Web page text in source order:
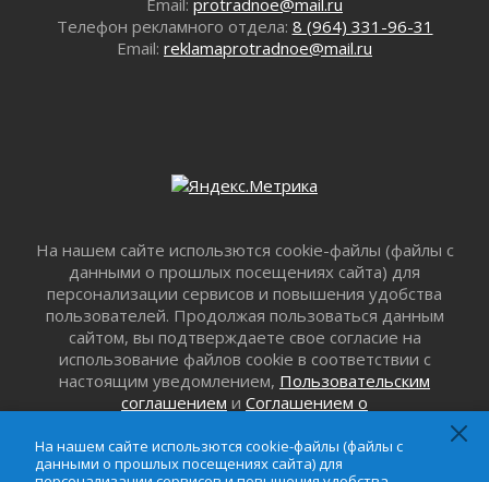
01 августа 2026
Не женское это дело...уверены?
Пик топливного кризиса в регионе прошёл
31 июля 2026
О мужестве, долге и стойкости
31 июля 2026
Ленинградцы — бойцам «Барс-Ленинградец»
31 июля 2026
Маршрутами будущего — к заветной цели
31 июля 2026
«Корвет» на страже
Email: protradnoe@mail.ru
Телефон рекламного отдела: 8 (964) 331-96-31
Email: reklamaprotradnoe@mail.ru
На нашем сайте использются cookie-файлы (файлы с
данными о прошлых посещениях сайта) для
персонализации сервисов и повышения удобства
пользователей. Продолжая пользоваться данным
сайтом, вы подтверждаете свое согласие на
использование файлов cookie в соответствии с
настоящим уведомлением, Пользовательским
соглашением и Соглашением о
можно в настройке браузера.
На нашем сайте использются cookie-файлы (файлы с
данными о прошлых посещениях сайта) для